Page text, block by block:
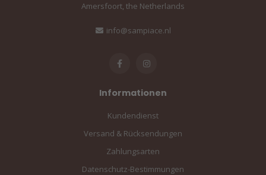
Amersfoort, the Netherlands
info@sampiace.nl
Informationen
Kundendienst
Versand & Rücksendungen
Zahlungsarten
Datenschutz-Bestimmungen